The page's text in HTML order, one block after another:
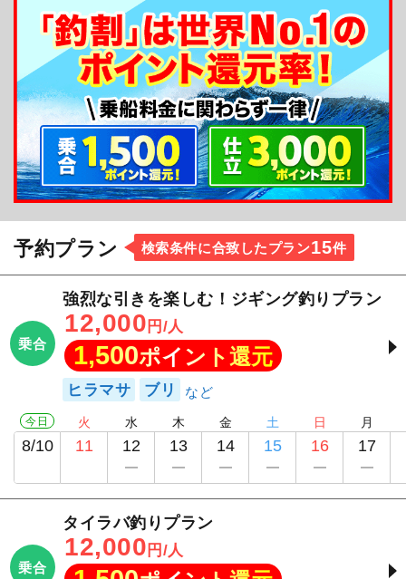
釣り船からのメッセージ
皆さんはじめまして♪まつげん丸では、遊びに来
られたお客様を最大限おもてなし出来るよう毎日元
気に出船しています！慣れていない方や初めての方
は、遠慮せずに分からないことがあれば何でも聞い
てくださいね！一緒に楽しみましょう♪
予約プラン 検索条件に合致したプラン15件
乗合
強烈な引きを楽しむ！ジギング釣りプラン
12,000 円/人
1,500ポイント還元
ヒラマサ ブリ
今日
8/10
火
11
水
12
木
13
金
14
土
15
日
16
月
17
乗合
タイラバ釣りプラン
12,000 円/人